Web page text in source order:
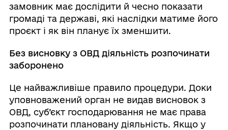
замовник має дослідити й чесно показати
громаді та державі, які наслідки матиме його
проєкт і як він планує їх зменшити.
Без висновку з ОВД діяльність розпочинати
заборонено
Це найважливіше правило процедури. Доки
уповноважений орган не видав висновок з
ОВД, суб’єкт господарювання не має права
розпочинати плановану діяльність. Якщо у